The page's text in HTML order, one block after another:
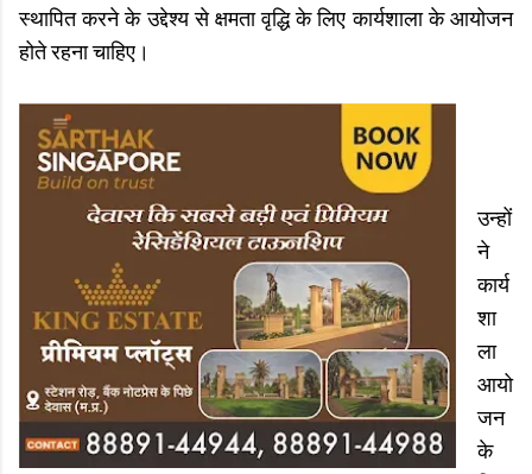
स्थापित करने के उद्देश्य से क्षमता वृद्धि के लिए कार्यशाला के आयोजन
होते रहना चाहिए।
उन्हों
ने
कार्य
शा
ला
आयो
जन
के